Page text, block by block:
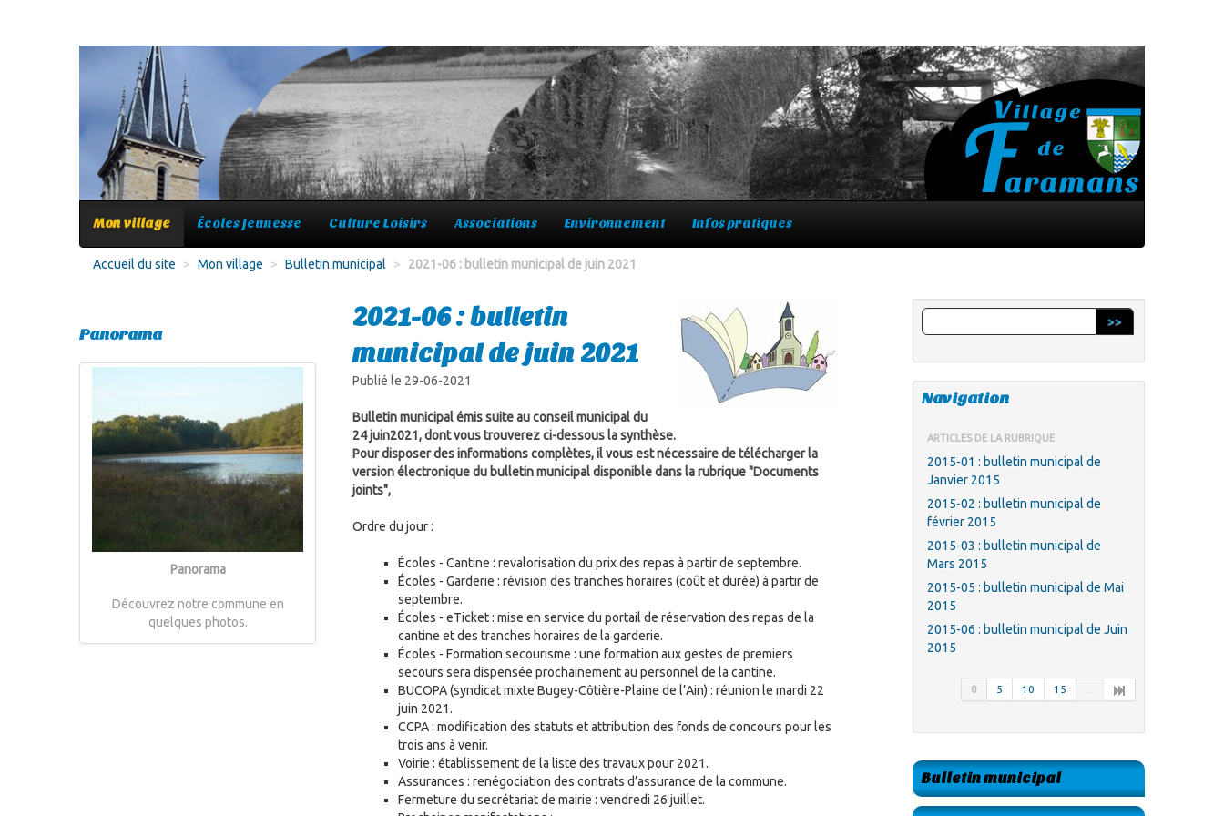
Mon village Écoles Jeunesse Culture Loisirs Associations Environnement Infos pratiques
Accueil du site > Mon village > Bulletin municipal > 2021-06 : bulletin municipal de juin 2021
2021-06 : bulletin
municipal de juin 2021
Publié le 29-06-2021
Bulletin municipal émis suite au conseil municipal du
24 juin2021, dont vous trouverez ci-dessous la synthèse.
Pour disposer des informations complètes, il vous est nécessaire de télécharger la
version électronique du bulletin municipal disponible dans la rubrique "Documents
joints",
Ordre du jour :
Écoles - Cantine : revalorisation du prix des repas à partir de septembre.
Écoles - Garderie : révision des tranches horaires (coût et durée) à partir de
septembre.
Écoles - eTicket : mise en service du portail de réservation des repas de la
cantine et des tranches horaires de la garderie.
Écoles - Formation secourisme : une formation aux gestes de premiers
secours sera dispensée prochainement au personnel de la cantine.
BUCOPA (syndicat mixte Bugey-Côtière-Plaine de l’Ain) : réunion le mardi 22
juin 2021.
CCPA : modification des statuts et attribution des fonds de concours pour les
trois ans à venir.
Voirie : établissement de la liste des travaux pour 2021.
Assurances : renégociation des contrats d’assurance de la commune.
Fermeture du secrétariat de mairie : vendredi 26 juillet.
>>
Navigation
ARTICLES DE LA RUBRIQUE
2015-01 : bulletin municipal de
Janvier 2015
2015-02 : bulletin municipal de
février 2015
2015-03 : bulletin municipal de
Mars 2015
2015-05 : bulletin municipal de Mai
2015
2015-06 : bulletin municipal de Juin
2015
0 5 10 15
Bulletin municipal
Panorama
Panorama
Découvrez notre commune en
quelques photos.